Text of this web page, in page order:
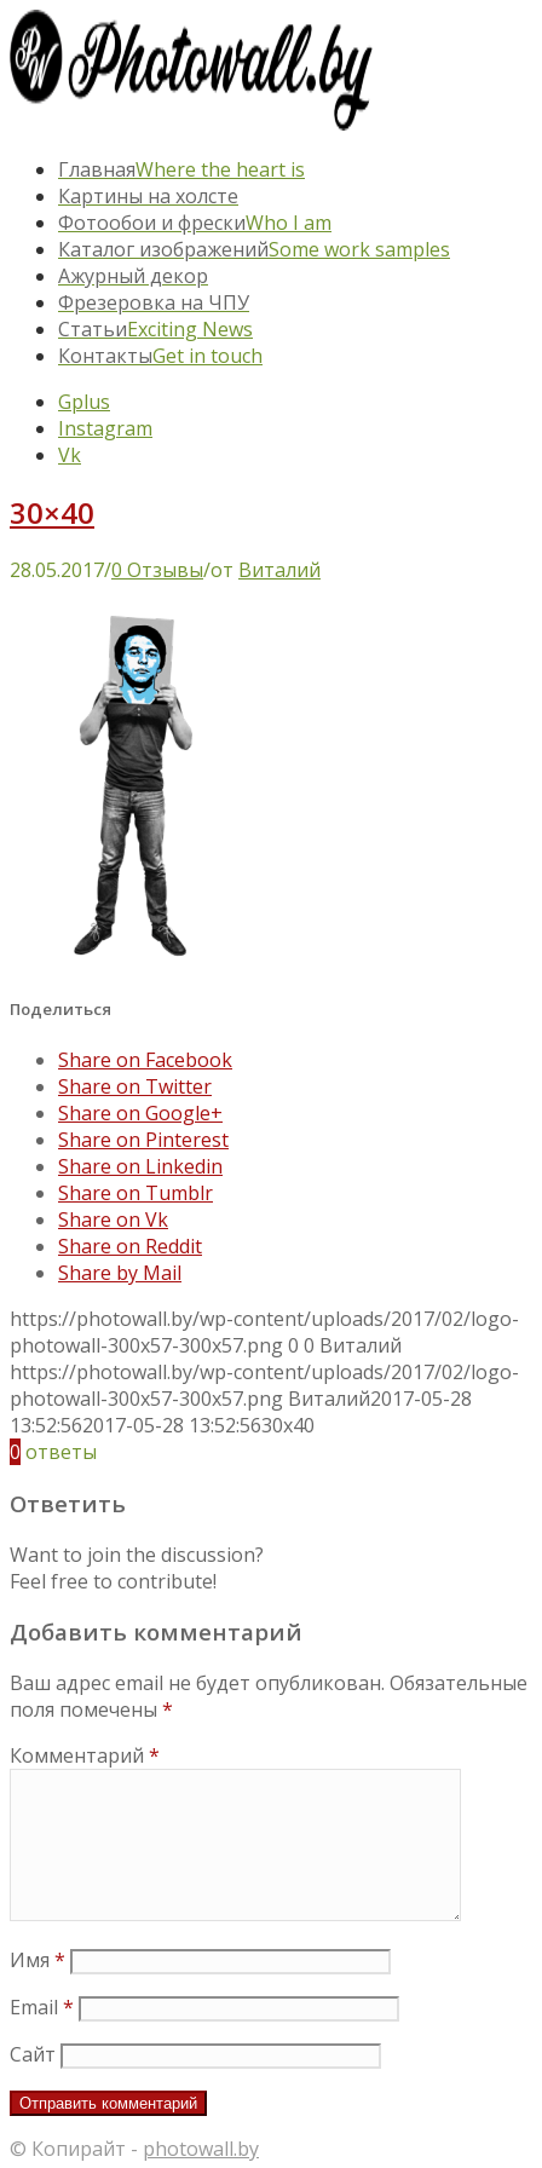
ГлавнаяWhere the heart is
Картины на холсте
Фотообои и фрескиWho I am
Каталог изображенийSome work samples
Ажурный декор
Фрезеровка на ЧПУ
СтатьиExciting News
КонтактыGet in touch
Gplus
Instagram
Vk
30×40
28.05.2017/0 Отзывы/от Виталий
Поделиться
Share on Facebook
Share on Twitter
Share on Google+
Share on Pinterest
Share on Linkedin
Share on Tumblr
Share on Vk
Share on Reddit
Share by Mail
https://photowall.by/wp-content/uploads/2017/02/logo-
photowall-300x57-300x57.png0 0 Виталий
https://photowall.by/wp-content/uploads/2017/02/logo-
photowall-300x57-300x57.png Виталий2017-05-28
13:52:562017-05-28 13:52:5630x40
0 ответы
Ответить
Want to join the discussion?
Feel free to contribute!
Добавить комментарий
Ваш адрес email не будет опубликован. Обязательные
поля помечены *
Комментарий *
Имя *
Email *
Сайт
© Копирайт - photowall.by